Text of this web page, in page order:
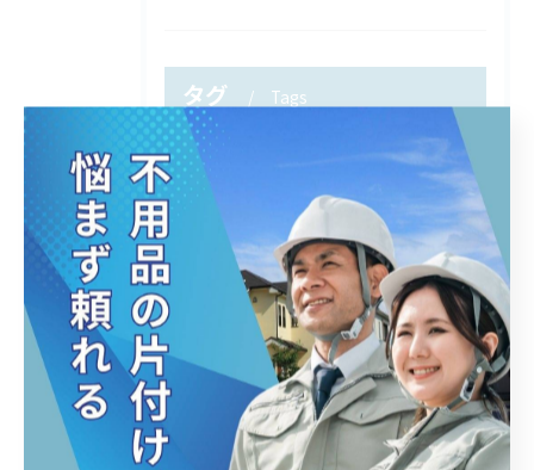
タグ Tags
松戸 片付け
テレビ 引っ越し
家具 綺麗にする
部屋 スッキリ させる
にする 粗大ごみ 遺品整理
遺品 やること 砂利